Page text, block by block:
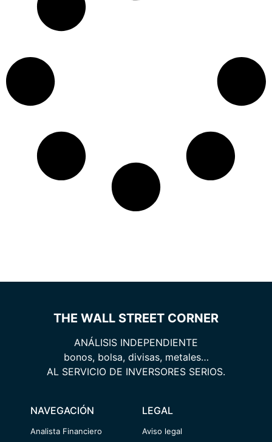
THE WALL STREET CORNER
ANÁLISIS INDEPENDIENTE
bonos, bolsa, divisas, metales…
AL SERVICIO DE INVERSORES SERIOS.
NAVEGACIÓN
Analista Financiero
LEGAL
Aviso legal